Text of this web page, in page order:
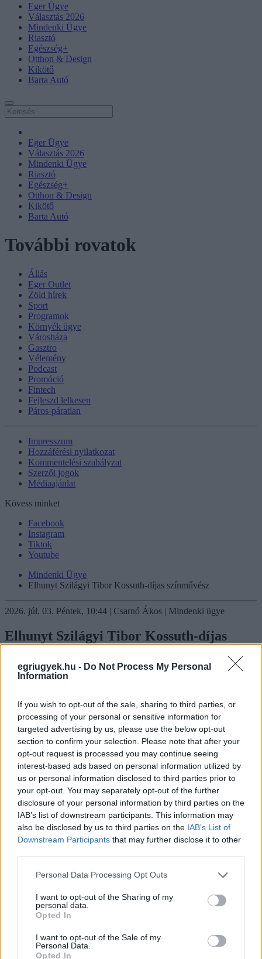
egriugyek.hu - Do Not Process My Personal
Information
If you wish to opt-out of the sale, sharing to third parties, or
processing of your personal or sensitive information for
targeted advertising by us, please use the below opt-out
section to confirm your selection. Please note that after your
opt-out request is processed you may continue seeing
interest-based ads based on personal information utilized by
us or personal information disclosed to third parties prior to
your opt-out. You may separately opt-out of the further
disclosure of your personal information by third parties on the
IAB’s list of downstream participants. This information may
also be disclosed by us to third parties on the IAB’s List of
Downstream Participants that may further disclose it to other
Please note that this website/app uses one or more Google
not limited to your visit or usage behaviour. You may click to
grant or deny consent to Google and its third-party tags to
use your data for below specified purposes in below Google
consent section.
Personal Data Processing Opt Outs
I want to opt-out of the Sharing of my
personal data.
Opted In
I want to opt-out of the Sale of my
Personal Data.
Opted In
Eger Ügye
Választás 2026
Mindenki Ügye
Riasztó
Egészség+
Otthon & Design
Kikötő
Barta Autó
Eger Ügye
Választás 2026
Mindenki Ügye
Riasztó
Egészség+
Otthon & Design
Kikötő
Barta Autó
További rovatok
Állás
Eger Outlet
Zöld hírek
Sport
Programok
Környék ügye
Városháza
Gasztro
Vélemény
Podcast
Promóció
Fintech
Fejleszd lelkesen
Páros-páratlan
Impresszum
Hozzáférési nyilatkozat
Kommentelési szabályzat
Szerzői jogok
Médiaajánlat
Kövess minket
Facebook
Instagram
Tiktok
Youtube
Mindenki Ügye
Elhunyt Szilágyi Tibor Kossuth-díjas színművész
2026. júl. 03. Péntek, 10:44 | Csarnó Ákos | Mindenki ügye
Elhunyt Szilágyi Tibor Kossuth-díjas
Életének 83. évében elhunyt Szilágyi Tibor – tudatta felesége
pénteken az MTI-vel.
A család tájékoztatása szerint a Kossuth-díjas színművész 2026.
július 2-án, csütörtökön, szerettei körében, békében hunyt el.
Szilágyi Tibor a magyar színházi és filmes élet meghatározó alakja
volt, pályafutása során számtalan emlékezetes színpadi és televíziós
szerepben nyújtott maradandó alakítást. Több évtizedes művészi
munkásságát számos rangos elismeréssel ismerték el, köztük a
Kossuth-díjjal is.
jelenléte generációk számára tette emlékezetessé alakításait. Színházi
szerepei mellett filmekben, televíziós produkciókban és
szinkronszínészként is maradandót alkotott.
Halálával a magyar kulturális élet egyik meghatározó művésze